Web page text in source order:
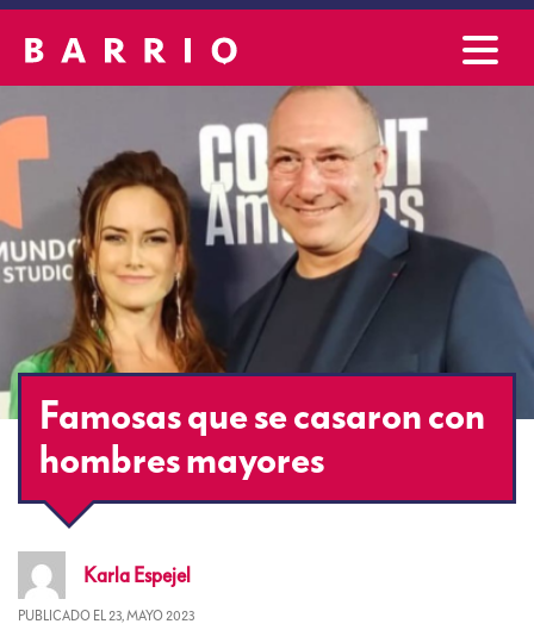
Famosas que se casaron con
hombres mayores
Karla Espejel
PUBLICADO EL 23, MAYO 2023